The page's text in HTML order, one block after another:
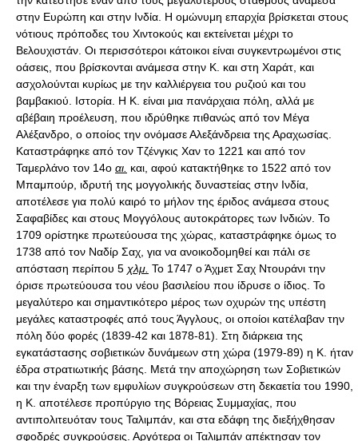
στην Ευρώπη και στην Ινδία. Η ομώνυμη επαρχία βρίσκεται στους
νότιους πρόποδες του Χιντοκούς και εκτείνεται μέχρι το
Βελουχιστάν. Οι περισσότεροι κάτοικοι είναι συγκεντρωμένοι στις
οάσεις, που βρίσκονται ανάμεσα στην Κ. και στη Χαράτ, και
ασχολούνται κυρίως με την καλλιέργεια του ρυζιού και του
βαμβακιού. Ιστορία. Η Κ. είναι μια πανάρχαια πόλη, αλλά με
αβέβαιη προέλευση, που ιδρύθηκε πιθανώς από τον Μέγα
Αλέξανδρο, ο οποίος την ονόμασε Αλεξάνδρεια της Αραχωσίας.
Καταστράφηκε από τον Τζένγκις Χαν το 1221 και από τον
Ταμερλάνο τον 14ο αι. και, αφού κατακτήθηκε το 1522 από τον
Μπαμπούρ, ιδρυτή της μογγολικής δυναστείας στην Ινδία,
αποτέλεσε για πολύ καιρό το μήλον της έριδος ανάμεσα στους
Σαφαβίδες και στους Μογγόλους αυτοκράτορες των Ινδιών. Το
1709 ορίστηκε πρωτεύουσα της χώρας, καταστράφηκε όμως το
1738 από τον Ναδίρ Σαχ, για να ανοικοδομηθεί και πάλι σε
απόσταση περίπου 5 χλμ. Το 1747 ο Άχμετ Σαχ Ντουράνι την
όρισε πρωτεύουσα του νέου βασιλείου που ίδρυσε ο ίδιος. Το
μεγαλύτερο και σημαντικότερο μέρος των οχυρών της υπέστη
μεγάλες καταστροφές από τους Άγγλους, οι οποίοι κατέλαβαν την
πόλη δύο φορές (1839-42 και 1878-81). Στη διάρκεια της
εγκατάστασης σοβιετικών δυνάμεων στη χώρα (1979-89) η Κ. ήταν
έδρα στρατιωτικής βάσης. Μετά την αποχώρηση των Σοβιετικών
και την έναρξη των εμφυλίων συγκρούσεων στη δεκαετία του 1990,
η Κ. αποτέλεσε προπύργιο της Βόρειας Συμμαχίας, που
αντιπολιτευόταν τους Ταλιμπάν, και στα εδάφη της διεξήχθησαν
σφοδρές συγκρούσεις. Αργότερα οι Ταλιμπάν απέκτησαν τον